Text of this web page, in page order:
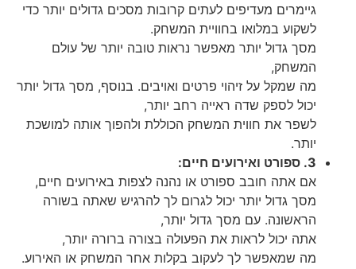
גיימרים מעדיפים לעתים קרובות מסכים גדולים יותר כדי
לשקוע במלואו בחוויית המשחק.
מסך גדול יותר מאפשר נראות טובה יותר של עולם
המשחק,
מה שמקל על זיהוי פרטים ואויבים. בנוסף, מסך גדול יותר
יכול לספק שדה ראייה רחב יותר,
לשפר את חווית המשחק הכוללת ולהפוך אותה למושכת
יותר.
3. ספורט ואירועים חיים:
אם אתה חובב ספורט או נהנה לצפות באירועים חיים,
מסך גדול יותר יכול לגרום לך להרגיש שאתה בשורה
הראשונה. עם מסך גדול יותר,
אתה יכול לראות את הפעולה בצורה ברורה יותר,
מה שמאפשר לך לעקוב בקלות אחר המשחק או האירוע.